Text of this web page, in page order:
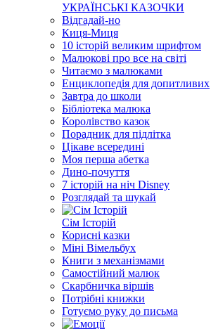
УКРАЇНСЬКІ КАЗОЧКИ
Відгадай-но
Киця-Миця
10 історій великим шрифтом
Малюкові про все на світі
Читаємо з малюками
Енциклопедія для допитливих
Завтра до школи
Бібліотека малюка
Королівство казок
Порадник для підлітка
Цікаве всередині
Моя перша абетка
Дино-почуття
7 історій на ніч Disney
Розглядай та шукай
Сім Історій
Корисні казки
Міні Вімельбух
Книги з механізмами
Самостійний малюк
Скарбничка віршів
Потрібні книжки
Готуємо руку до письма